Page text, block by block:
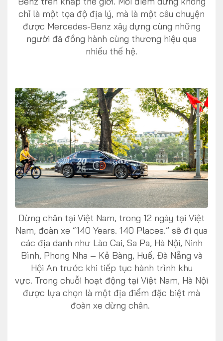
chỉ là một tọa độ địa lý, mà là một câu chuyện
được Mercedes-Benz xây dựng cùng những
người đã đồng hành cùng thương hiệu qua
nhiều thế hệ.
Dừng chân tại Việt Nam, trong 12 ngày tại Việt
Nam, đoàn xe “140 Years. 140 Places.” sẽ đi qua
các địa danh như Lào Cai, Sa Pa, Hà Nội, Ninh
Bình, Phong Nha – Kẻ Bàng, Huế, Đà Nẵng và
Hội An trước khi tiếp tục hành trình khu
vực. Trong chuỗi hoạt động tại Việt Nam, Hà Nội
được lựa chọn là một địa điểm đặc biệt mà
đoàn xe dừng chân.